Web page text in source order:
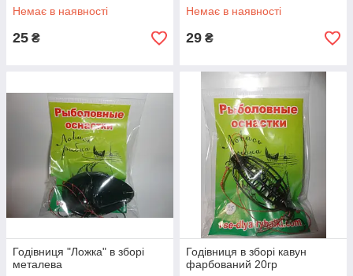
Немає в наявності
25 ₴
Немає в наявності
29 ₴
Годівниця "Ложка" в зборі
металева
Годівниця в зборі кавун
фарбований 20гр